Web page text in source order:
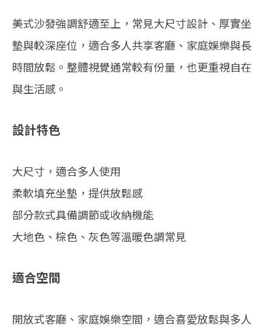
美式沙發強調舒適至上，常見大尺寸設計、厚實坐
墊與較深座位，適合多人共享客廳、家庭娛樂與長
時間放鬆。整體視覺通常較有份量，也更重視自在
與生活感。
設計特色
大尺寸，適合多人使用
柔軟填充坐墊，提供放鬆感
部分款式具備調節或收納機能
大地色、棕色、灰色等溫暖色調常見
適合空間
開放式客廳、家庭娛樂空間，適合喜愛放鬆與多人